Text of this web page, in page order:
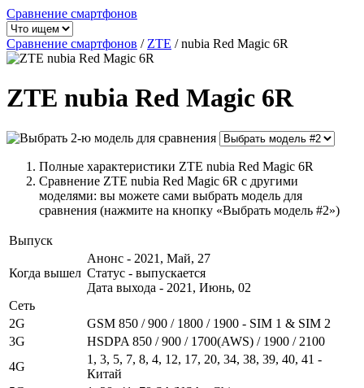
Сравнение смартфонов
Сравнение смартфонов / ZTE /nubia Red Magic 6R
ZTE nubia Red Magic 6R
Полные характеристики ZTE nubia Red Magic 6R
Сравнение ZTE nubia Red Magic 6R с другими
моделями: вы можете сами выбрать модель для
сравнения (нажмите на кнопку «Выбрать модель #2»)
Выпуск
Когда вышел
Анонс - 2021, Май, 27
Статус - выпускается
Дата выхода - 2021, Июнь, 02
Сеть
2G
GSM 850 / 900 / 1800 / 1900 - SIM 1 & SIM 2
3G
HSDPA 850 / 900 / 1700(AWS) / 1900 / 2100
4G
1, 3, 5, 7, 8, 4, 12, 17, 20, 34, 38, 39, 40, 41 -
Китай